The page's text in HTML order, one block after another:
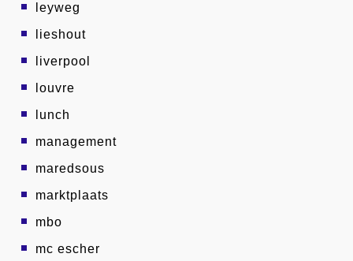
leyweg
lieshout
liverpool
louvre
lunch
management
maredsous
marktplaats
mbo
mc escher